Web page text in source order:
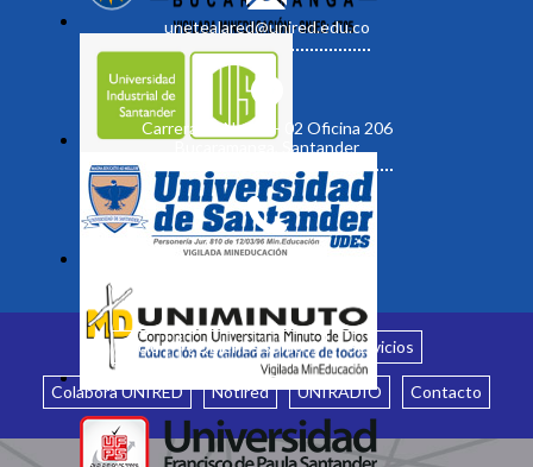
unetealared@unired.edu.co
Carrera 19 No. 35 - 02 Oficina 206
Bucaramanga, Santander
Inicio ¿Quiénes somos? Servicios
Colabora UNIRED Notired UNIRADIO Contacto